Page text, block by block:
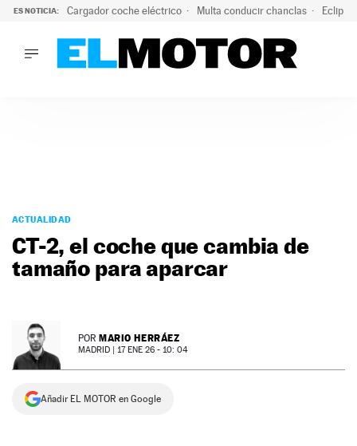
ES NOTICIA: Cargador coche eléctrico Multa conducir chanclas
PODCAST
MOTOS
TECNOLOGÍA
PREMIOS
SERVICIOS
ACTUALIDAD
CT-2, el coche que cambia de
tamaño para aparcar
POR MARIO HERRÁEZ
MADRID | 17 ENE 26 - 10: 04
Añadir EL MOTOR en Google